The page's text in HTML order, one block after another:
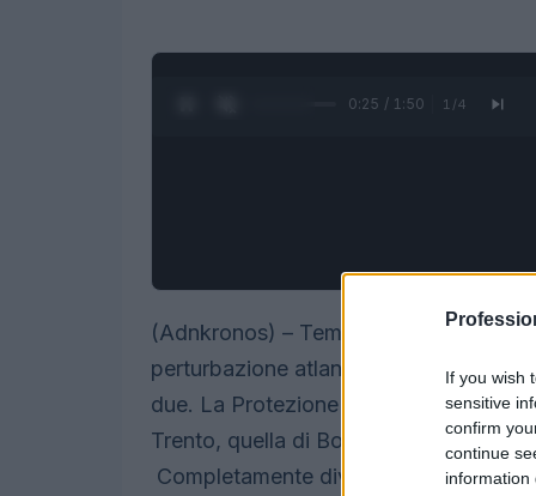
If you wish
sensitive
confirm
continue
information
0:26 / 1:50 1 /4
(Adnkronos) – Temporali al Nord e
perturbazione atlantica nelle regioni
due. La Protezione civile ha emesso
Trento, quella di Bolzano, oltre ad
Completamente diversa la situazione